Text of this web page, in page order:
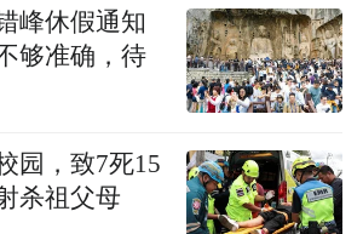
增强，是多种有利条件叠加
层深厚，为台风提供了充沛
峰休假通知
够准确，待
园，致7死15
杀祖父母